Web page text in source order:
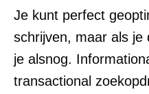
Je kunt perfect
schrijven, maar als je
je alsnog.
transactional